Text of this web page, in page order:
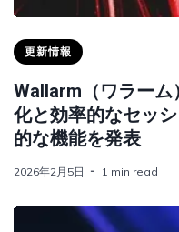
更新情報
Wallarm（ワラー
化と効率的なセッ
的な機能を発表
2026年2月5日 1 min read